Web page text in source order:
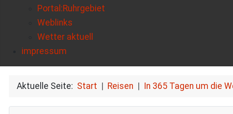
Portal:Ruhrgebiet
Weblinks
Wetter aktuell
impressum
Aktuelle Seite: Start Reisen In 365 Tagen um die